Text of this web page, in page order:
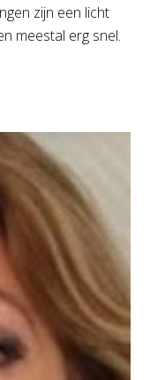
zijn een licht
meestal erg snel.